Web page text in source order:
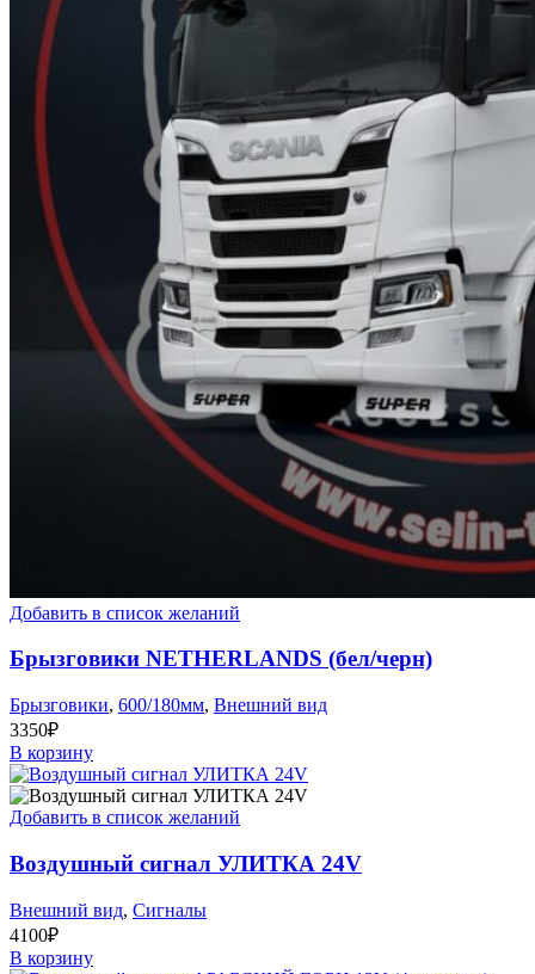
Добавить в список желаний
Брызговики NETHERLANDS (бел/черн)
Брызговики, 600/180мм, Внешний вид
3350₽
В корзину
Добавить в список желаний
Воздушный сигнал УЛИТКА 24V
Внешний вид, Сигналы
4100₽
В корзину